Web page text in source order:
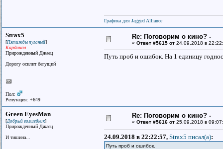
Графика для Jagged Alliance
Strax5
[Пятижды пуганый]
Кардинал
Прирожденный Джаец
Дорогу осилит бегущий
Пол:
Репутация: +649
Re: Поговорим о кино? -
« Ответ #5615 от 24.09.2018 в
Путь проб и ошибок. На 1 единицу
Green EyesMan
[Добрый волшебник]
Прирожденный Джаец
И тишина...
Re: Поговорим о кино? -
« Ответ #5616 от 25.09.2018 в
24.09.2018 в 22:22:57, Strax5 писал(a):
Путь проб и ошибок.